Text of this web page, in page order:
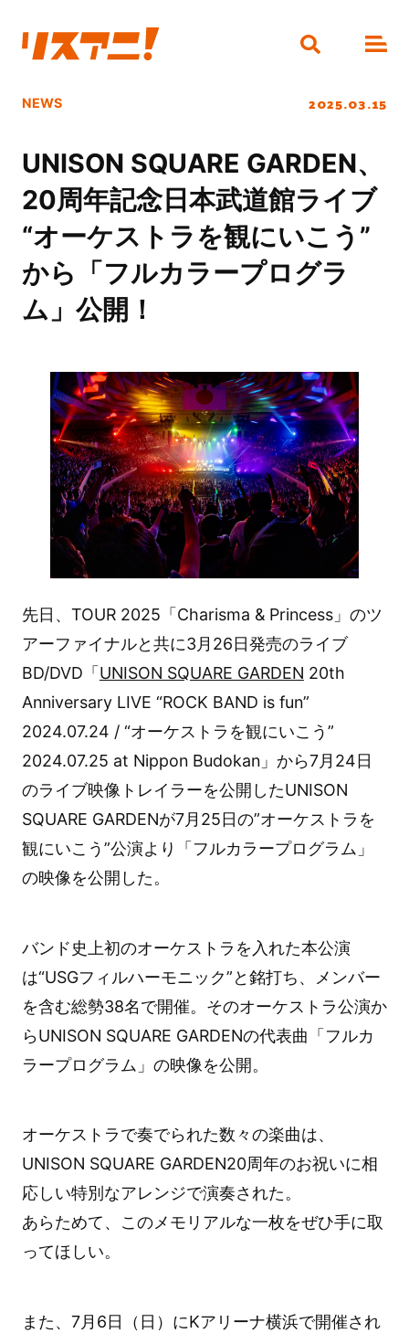
NEWS 2025.03.15
UNISON SQUARE GARDEN、
20周年記念日本武道館ライブ
“オーケストラを観にいこう”
から「フルカラープログラ
ム」公開！
先日、TOUR 2025「Charisma & Princess」のツ
アーファイナルと共に3月26日発売のライブ
BD/DVD「UNISON SQUARE GARDEN 20th
Anniversary LIVE “ROCK BAND is fun”
2024.07.24 / “オーケストラを観にいこう”
2024.07.25 at Nippon Budokan」から7月24日
のライブ映像トレイラーを公開したUNISON
SQUARE GARDENが7月25日の”オーケストラを
観にいこう”公演より「フルカラープログラム」
の映像を公開した。
バンド史上初のオーケストラを入れた本公演
は“USGフィルハーモニック”と銘打ち、メンバー
を含む総勢38名で開催。そのオーケストラ公演か
らUNISON SQUARE GARDENの代表曲「フルカ
ラープログラム」の映像を公開。
オーケストラで奏でられた数々の楽曲は、
UNISON SQUARE GARDEN20周年のお祝いに相
応しい特別なアレンジで演奏された。
あらためて、このメモリアルな一枚をぜひ手に取
ってほしい。
また、7月6日（日）にKアリーナ横浜で開催され